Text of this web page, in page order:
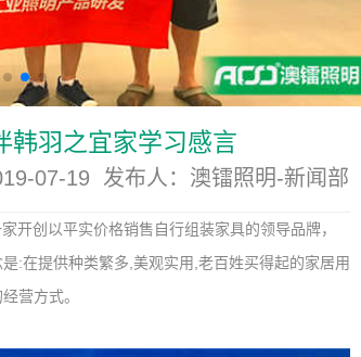
韩羽之宜家学习感言
07-19 发布人：澳镭照明-新闻部
创以平实价格销售自行组装家具的领导品牌，
:在提供种类繁多,美观实用,老百姓买得起的家居用
营方式。